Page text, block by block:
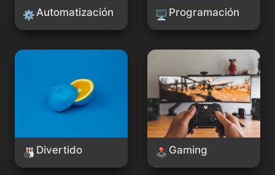
⚙Automatización 🖥️ Programación
Divertido
🎳 Divertido
Gaming
🕹️ Gaming